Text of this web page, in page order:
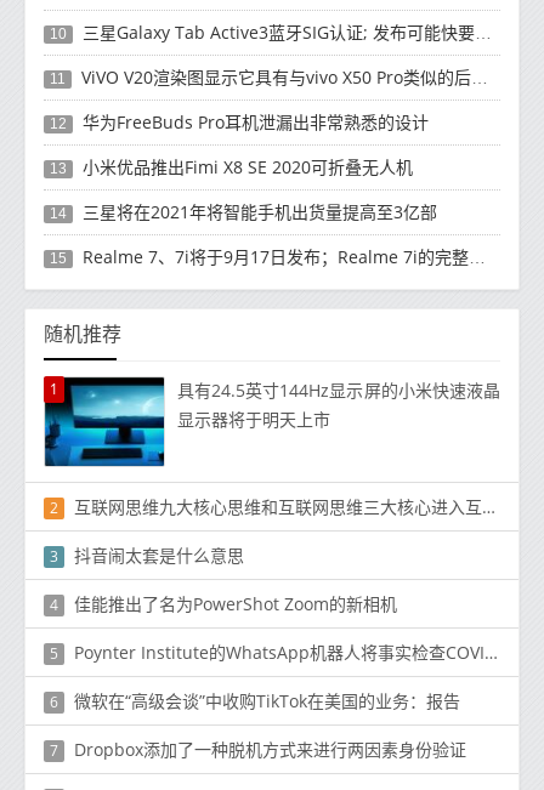
10 三星Galaxy Tab Active3蓝牙SIG认证; 发布可能快要结束了
11 ViVO V20渲染图显示它具有与vivo X50 Pro类似的后部设计
12 华为FreeBuds Pro耳机泄漏出非常熟悉的设计
13 小米优品推出Fimi X8 SE 2020可折叠无人机
14 三星将在2021年将智能手机出货量提高至3亿部
15 Realme 7、7i将于9月17日发布；Realme 7i的完整规格并导致泄漏
随机推荐
1
具有24.5英寸144Hz显示屏的小米快速液晶
显示器将于明天上市
2 互联网思维九大核心思维和互联网思维三大核心进入互联网思维
3 抖音闹太套是什么意思
4 佳能推出了名为PowerShot Zoom的新相机
5 Poynter Institute的WhatsApp机器人将事实检查COVID-19声称遏制错误信息
6 微软在“高级会谈”中收购TikTok在美国的业务：报告
7 Dropbox添加了一种脱机方式来进行两因素身份验证